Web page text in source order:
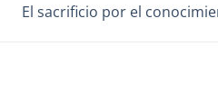
El sacrificio por el